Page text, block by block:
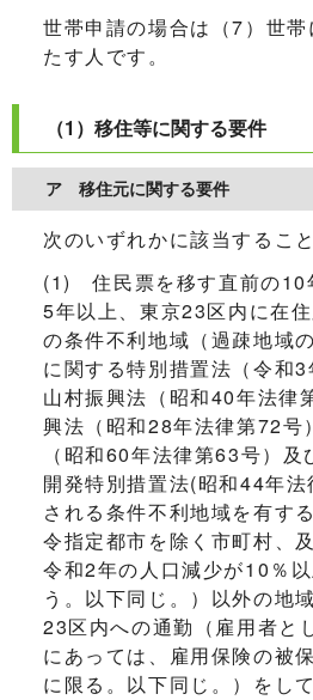
世帯申請の場合は（7）世
たす人です。
（1）移住等に関する要件
ア 移住元に関する要件
次のいずれかに該当すること
(1) 住民票を移す直前の10
5年以上、東京23区内に在
の条件不利地域（過疎地域
に関する特別措置法（令和3
山村振興法（昭和40年法律
興法（昭和28年法律第72号
（昭和60年法律第63号）
開発特別措置法(昭和44年
される条件不利地域を有す
令指定都市を除く市町村、
令和2年の人口減少が10％
う。以下同じ。）以外の地
23区内への通勤（雇用者と
にあっては、雇用保険の被
に限る。以下同じ。）をし